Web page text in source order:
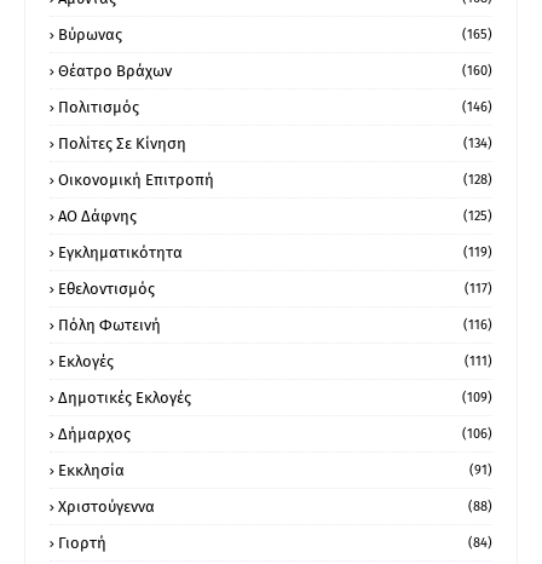
Βύρωνας (165)
Θέατρο Βράχων (160)
Πολιτισμός (146)
Πολίτες Σε Κίνηση (134)
Οικονομική Επιτροπή (128)
ΑΟ Δάφνης (125)
Εγκληματικότητα (119)
Εθελοντισμός (117)
Πόλη Φωτεινή (116)
Εκλογές (111)
Δημοτικές Εκλογές (109)
Δήμαρχος (106)
Εκκλησία (91)
Χριστούγεννα (88)
Γιορτή (84)